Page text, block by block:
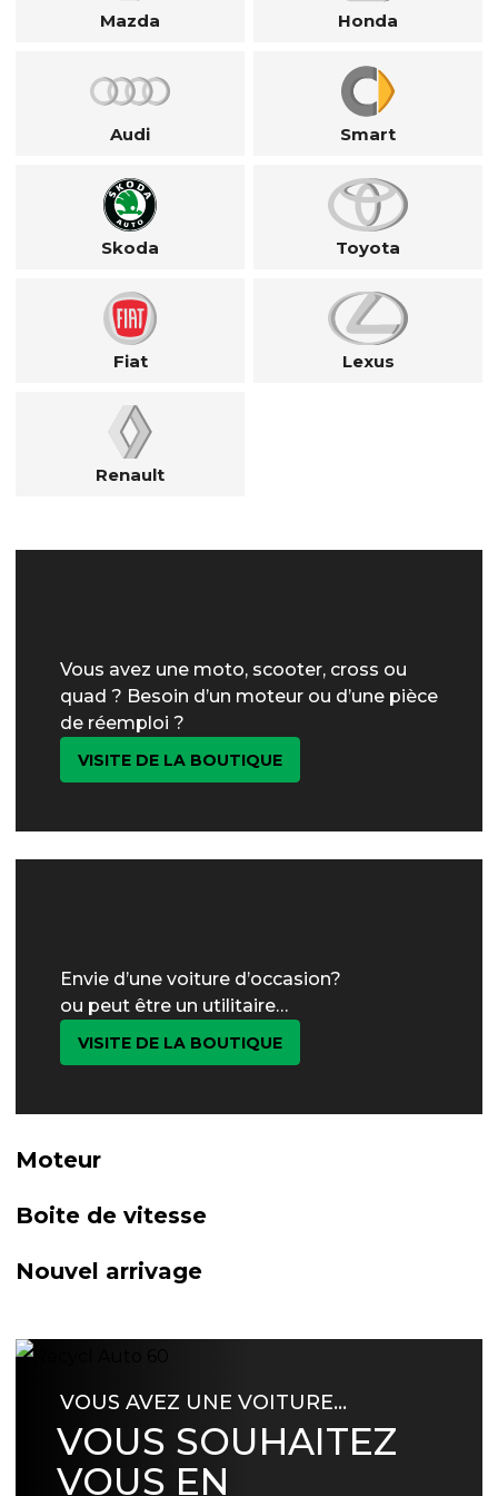
Mazda Honda
Audi Smart
Skoda Toyota
Fiat Lexus
Renault
Vous avez une moto, scooter, cross ou
quad ? Besoin d’un moteur ou d’une pièce
de réemploi ?
VISITE DE LA BOUTIQUE
Envie d’une voiture d’occasion?
ou peut être un utilitaire…
VISITE DE LA BOUTIQUE
Moteur
Boite de vitesse
Nouvel arrivage
VOUS AVEZ UNE VOITURE…
VOUS SOUHAITEZ
VOUS EN